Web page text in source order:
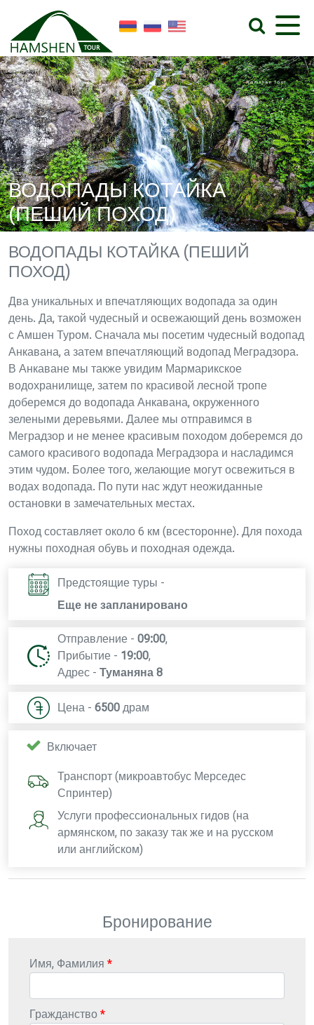
ВОДОПАДЫ КОТАЙКА
(ПЕШИЙ ПОХОД)
ВОДОПАДЫ КОТАЙКА (ПЕШИЙ
ПОХОД)
Два уникальных и впечатляющих водопада за один
день. Да, такой чудесный и освежающий день возможен
с Амшен Туром. Сначала мы посетим чудесный водопад
Анкавана, а затем впечатляющий водопад Меградзора.
В Анкаване мы также увидим Мармарикское
водохранилище, затем по красивой лесной тропе
доберемся до водопада Анкавана, окруженного
зелеными деревьями. Далее мы отправимся в
Меградзор и не менее красивым походом доберемся до
самого красивого водопада Меградзора и насладимся
этим чудом. Более того, желающие могут освежиться в
водах водопада. По пути нас ждут неожиданные
остановки в замечательных местах.
Поход составляет около 6 км (всесторонне). Для похода
нужны походная обувь и походная одежда.
Предстоящие туры -
Еще не запланировано
Отправление - 09:00,
Прибытие - 19:00,
Адрес - Туманяна 8
Цена - 6500 драм
Включает
Транспорт (микроавтобус Мерседес
Спринтер)
Услуги профессиональных гидов (на
армянском, по заказу так же и на русском
или английском)
Бронирование
Имя, Фамилия
Гражданство